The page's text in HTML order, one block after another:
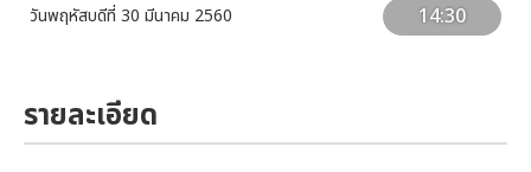
วันพฤหัสบดีที่ 30 มีนาคม 2560 14:30
รายละเอียด